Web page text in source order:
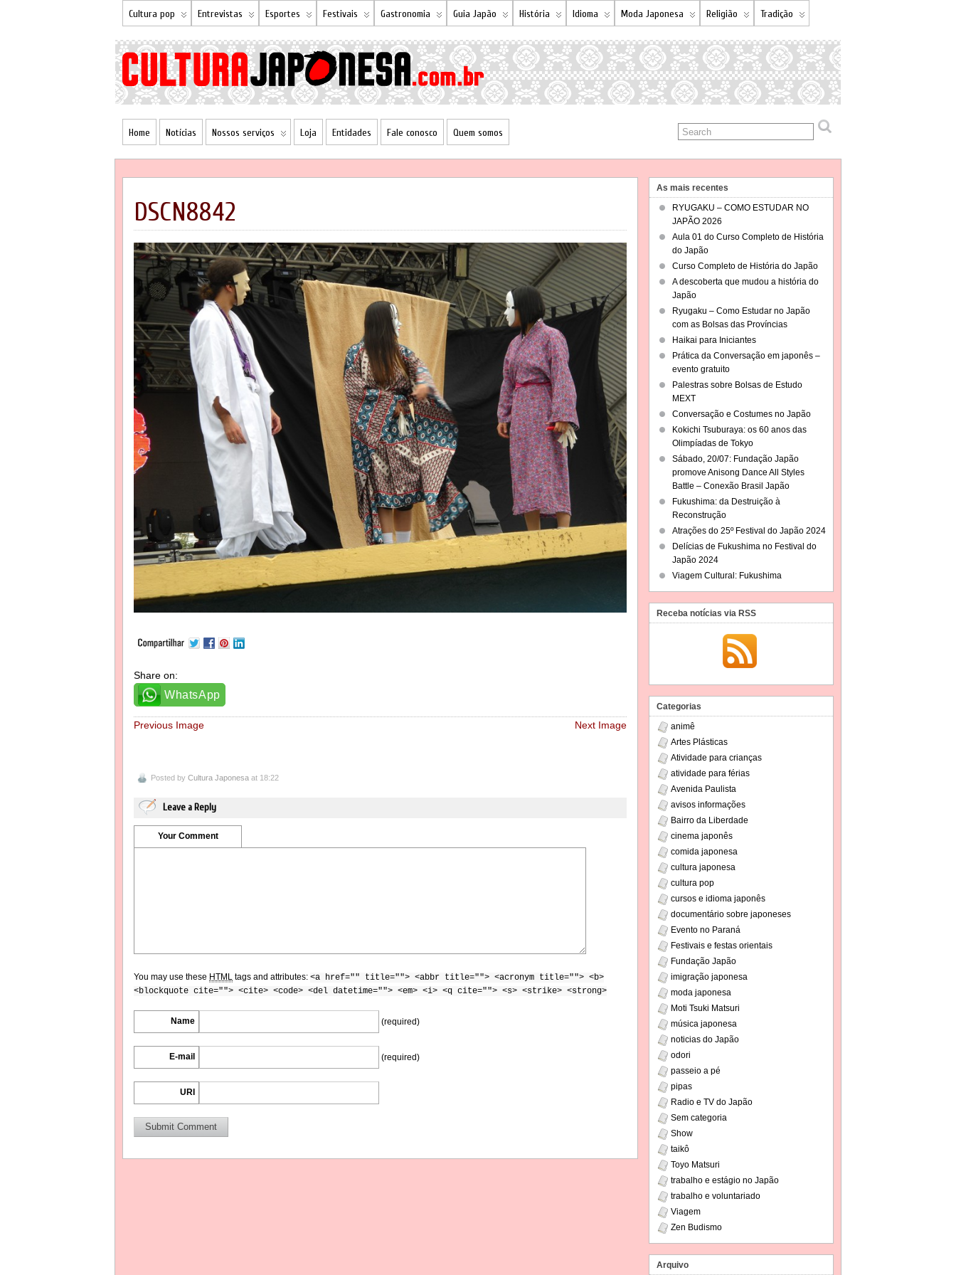
Cultura pop Entrevistas Esportes Festivais Gastronomia Guia Japão História Idioma Moda Japonesa Religião Tradição
Home Notícias Nossos serviços Loja Entidades Fale conosco Quem somos
DSCN8842
Share on:
WhatsApp
Previous Image Next Image
Posted by Cultura Japonesa at 18:22
Leave a Reply
Your Comment
You may use these HTML tags and attributes: <a href="" title=""> <abbr title=""> <acronym title=""> <b>
<blockquote cite=""> <cite> <code> <del datetime=""> <em> <i> <q cite=""> <s> <strike> <strong>
Name (required)
E-mail (required)
URI
As mais recentes
RYUGAKU – COMO ESTUDAR NO
JAPÃO 2026
Aula 01 do Curso Completo de História
do Japão
Curso Completo de História do Japão
A descoberta que mudou a história do
Japão
Ryugaku – Como Estudar no Japão
com as Bolsas das Províncias
Haikai para Iniciantes
Prática da Conversação em japonês –
evento gratuito
Palestras sobre Bolsas de Estudo
MEXT
Conversação e Costumes no Japão
Kokichi Tsuburaya: os 60 anos das
Olimpíadas de Tokyo
Sábado, 20/07: Fundação Japão
promove Anisong Dance All Styles
Battle – Conexão Brasil Japão
Fukushima: da Destruição à
Reconstrução
Atrações do 25º Festival do Japão 2024
Delícias de Fukushima no Festival do
Japão 2024
Viagem Cultural: Fukushima
Receba notícias via RSS
Categorias
animê
Artes Plásticas
Atividade para crianças
atividade para férias
Avenida Paulista
avisos informações
Bairro da Liberdade
cinema japonês
comida japonesa
cultura japonesa
cultura pop
cursos e idioma japonês
documentário sobre japoneses
Evento no Paraná
Festivais e festas orientais
Fundação Japão
imigração japonesa
moda japonesa
Moti Tsuki Matsuri
música japonesa
noticias do Japão
odori
passeio a pé
pipas
Radio e TV do Japão
Sem categoria
Show
taikô
Toyo Matsuri
trabalho e estágio no Japão
trabalho e voluntariado
Viagem
Zen Budismo
Arquivo